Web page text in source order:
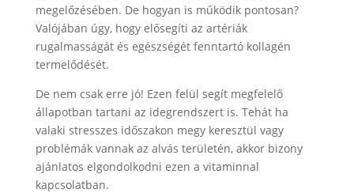
megelőzésében. De hogyan is működik pontosan?
Valójában úgy, hogy elősegíti az artériák
rugalmasságát és egészségét fenntartó kollagén
termelődését.
De nem csak erre jó! Ezen felül segít megfelelő
állapotban tartani az idegrendszert is. Tehát ha
valaki stresszes időszakon megy keresztül vagy
problémák vannak az alvás területén, akkor bizony
ajánlatos elgondolkodni ezen a vitaminnal
kapcsolatban.